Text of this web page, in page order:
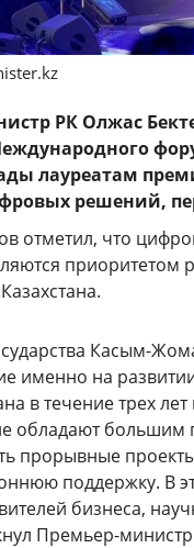
РК Олжас
лауреатам
решений,
отметил, что
Касым-
именно на
в течение трех
обладают большим
прорывные
поддержку. В
бизнеса,
Премьер-